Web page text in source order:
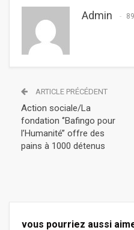
Admin
ARTICLE PRÉCÉDENT
Action sociale/La
fondation ‘’Bafingo pour
l’Humanité’’ offre des
pains à 1000 détenus
vous pourriez aussi